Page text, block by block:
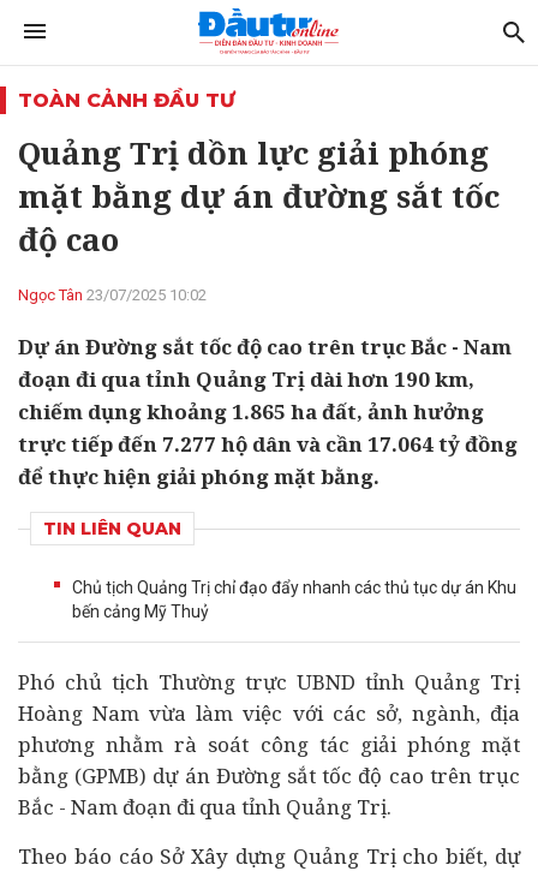
TOÀN CẢNH ĐẦU TƯ
Quảng Trị dồn lực giải phóng
mặt bằng dự án đường sắt tốc
độ cao
Ngọc Tân 23/07/2025 10:02
Dự án Đường sắt tốc độ cao trên trục Bắc - Nam
đoạn đi qua tỉnh Quảng Trị dài hơn 190 km,
chiếm dụng khoảng 1.865 ha đất, ảnh hưởng
trực tiếp đến 7.277 hộ dân và cần 17.064 tỷ đồng
để thực hiện giải phóng mặt bằng.
TIN LIÊN QUAN
Chủ tịch Quảng Trị chỉ đạo đẩy nhanh các thủ tục dự án Khu
bến cảng Mỹ Thuỷ
Phó chủ tịch Thường trực UBND tỉnh Quảng Trị
Hoàng Nam vừa làm việc với các sở, ngành, địa
phương nhằm rà soát công tác giải phóng mặt
bằng (GPMB) dự ánĐường sắt tốc độ cao trên trục
Bắc - Nam đoạn đi qua tỉnh Quảng Trị.
Theo báo cáo Sở Xây dựng Quảng Trị cho biết, dự